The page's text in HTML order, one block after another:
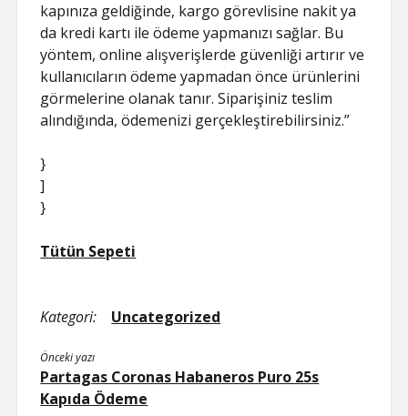
kapınıza geldiğinde, kargo görevlisine nakit ya
da kredi kartı ile ödeme yapmanızı sağlar. Bu
yöntem, online alışverişlerde güvenliği artırır ve
kullanıcıların ödeme yapmadan önce ürünlerini
görmelerine olanak tanır. Siparişiniz teslim
alındığında, ödemenizi gerçekleştirebilirsiniz.”
}
]
}
Tütün Sepeti
Kategori: Uncategorized
Önceki yazı
Partagas Coronas Habaneros Puro 25s
Kapıda Ödeme